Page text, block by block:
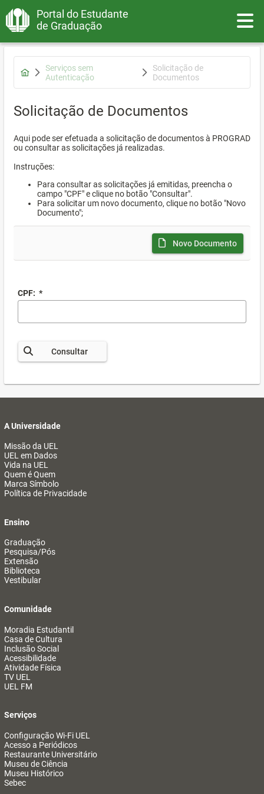
Portal do Estudante
de Graduação
Serviços sem
Autenticação
Solicitação de
Documentos
Solicitação de Documentos
Aqui pode ser efetuada a solicitação de documentos à PROGRAD
ou consultar as solicitações já realizadas.
Instruções:
Para consultar as solicitações já emitidas, preencha o
campo "CPF" e clique no botão "Consultar".
Para solicitar um novo documento, clique no botão "Novo
Documento";
Novo Documento
CPF: *
Consultar
A Universidade
Missão da UEL
UEL em Dados
Vida na UEL
Quem é Quem
Marca Símbolo
Política de Privacidade
Ensino
Graduação
Pesquisa/Pós
Extensão
Biblioteca
Vestibular
Comunidade
Moradia Estudantil
Casa de Cultura
Inclusão Social
Acessibilidade
Atividade Física
TV UEL
UEL FM
Serviços
Configuração Wi-Fi UEL
Acesso a Periódicos
Restaurante Universitário
Museu de Ciência
Museu Histórico
Sebec